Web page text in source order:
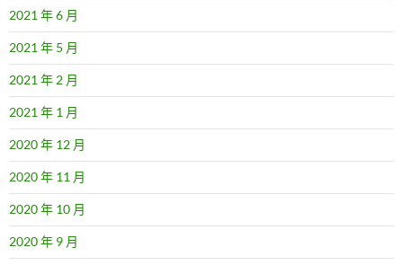
2021 年 6 月
2021 年 5 月
2021 年 2 月
2021 年 1 月
2020 年 12 月
2020 年 11 月
2020 年 10 月
2020 年 9 月